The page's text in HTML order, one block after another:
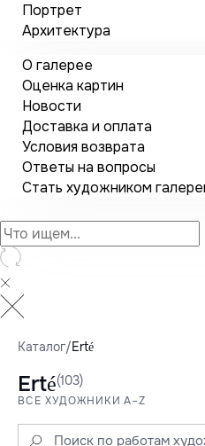
Портрет
Архитектура
О галерее
Оценка картин
Новости
Доставка и оплата
Условия возврата
Ответы на вопросы
Стать художником
Каталог/Erté
Erté(103)
ВСЕ ХУДОЖНИКИ A–Z